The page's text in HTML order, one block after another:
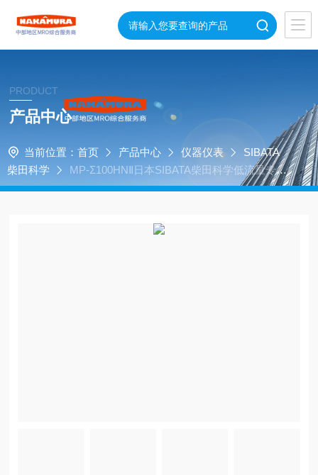
PRODUCT
产品中心
当前位置： 首页 产品中心 仪器仪表
SIBATA
柴田科学
MP-Σ100HNⅡ日本SIBATA柴田科学低流量专用
空气采样泵